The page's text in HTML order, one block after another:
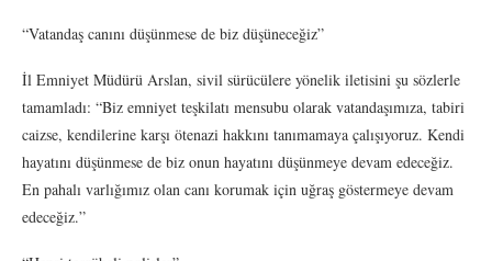
“Vatandaş canını düşünmese de biz düşüneceğiz”
İl Emniyet Müdürü Arslan, sivil sürücülere yönelik iletisini şu sözlerle
tamamladı: “Biz emniyet teşkilatı mensubu olarak vatandaşımıza, tabiri
caizse, kendilerine karşı ötenazi hakkını tanımamaya çalışıyoruz. Kendi
hayatını düşünmese de biz onun hayatını düşünmeye devam edeceğiz.
En pahalı varlığımız olan canı korumak için uğraş göstermeye devam
edeceğiz.”